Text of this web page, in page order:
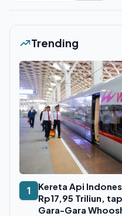
Trending
1
Kereta Api
Rp17,95 Triliun,
Gara-Gara